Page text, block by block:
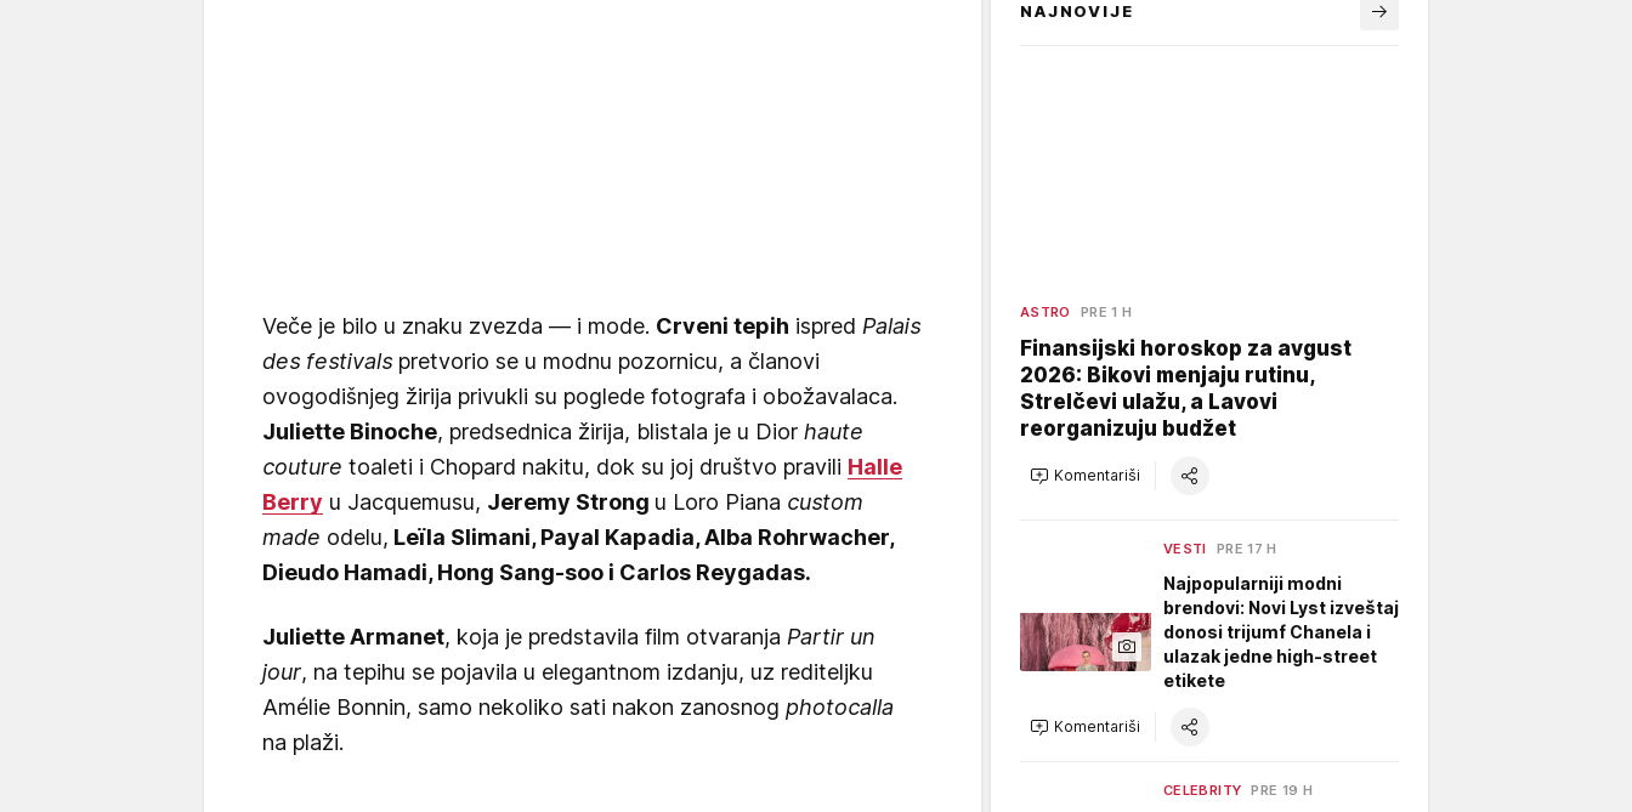
Veče je bilo u znaku zvezda — i mode. Crveni tepih ispred Palais
des festivals pretvorio se u modnu pozornicu, a članovi
ovogodišnjeg žirija privukli su poglede fotografa i obožavalaca.
Juliette Binoche, predsednica žirija, blistala je u Dior haute
couture toaleti i Chopard nakitu, dok su joj društvo pravili Halle
Berry u Jacquemusu, Jeremy Strong u Loro Piana custom
made odelu, Leïla Slimani, Payal Kapadia, Alba Rohrwacher,
Dieudo Hamadi, Hong Sang-soo i Carlos Reygadas.
Juliette Armanet, koja je predstavila film otvaranja Partir un
jour, na tepihu se pojavila u elegantnom izdanju, uz rediteljku
Amélie Bonnin, samo nekoliko sati nakon zanosnog photocalla
na plaži.
NAJNOVIJE
ASTRO PRE 1 H
Finansijski horoskop za avgust
2026: Bikovi menjaju rutinu,
Strelčevi ulažu, a Lavovi
reorganizuju budžet
Komentariši
VESTI PRE 17 H
Najpopularniji modni
brendovi: Novi Lyst izveštaj
donosi trijumf Chanela i
ulazak jedne high-street
etikete
Komentariši
CELEBRITY PRE 19 H